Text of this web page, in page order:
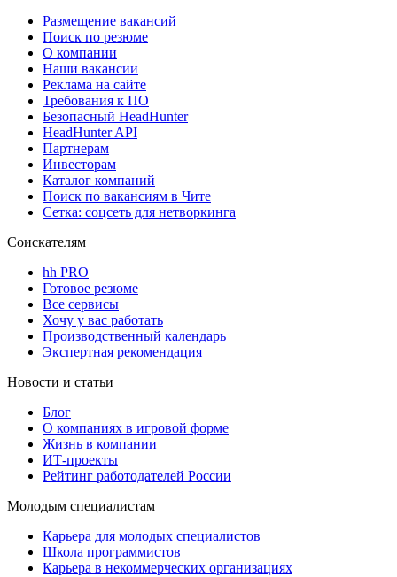
Размещение вакансий
Поиск по резюме
О компании
Наши вакансии
Реклама на сайте
Требования к ПО
Безопасный HeadHunter
HeadHunter API
Партнерам
Инвесторам
Каталог компаний
Поиск по вакансиям в Чите
Сетка: соцсеть для нетворкинга
Соискателям
hh PRO
Готовое резюме
Все сервисы
Хочу у вас работать
Производственный календарь
Экспертная рекомендация
Новости и статьи
Блог
О компаниях в игровой форме
Жизнь в компании
ИТ-проекты
Рейтинг работодателей России
Молодым специалистам
Карьера для молодых специалистов
Школа программистов
Карьера в некоммерческих организациях